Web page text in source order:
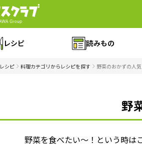
レシピ 読みもの
レシピ 料理カテゴリからレシピを探す 野菜のおかずの人
野
野菜を食べたい〜！という時は